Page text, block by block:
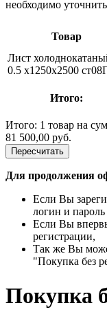
необходимо
Товар
Лист
0.5 х1250х2500
Итого:
Итого: 1 товар на
81 500,00 руб.
Пересчитать
Для продолжения
Если Вы
логин и
Если Вы
регистрации,
Так же Вы
"Покупка без
Покупка